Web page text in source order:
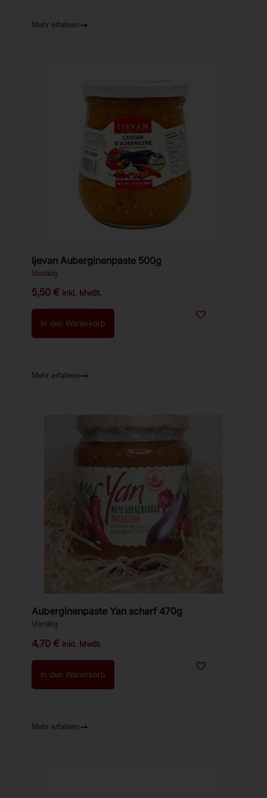
Mehr erfahren
Ijevan Auberginenpaste 500g
Vorrätig
5,50€ inkl. MwSt.
In den Warenkorb
Mehr erfahren
Auberginenpaste Yan scharf 470g
Vorrätig
4,70€ inkl. MwSt.
In den Warenkorb
Mehr erfahren